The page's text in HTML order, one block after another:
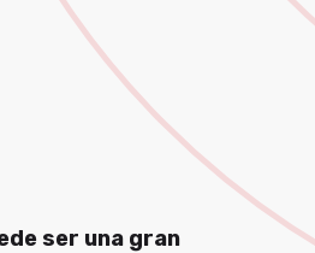
ser una gran